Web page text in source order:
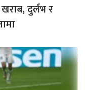
दुर्लभ र